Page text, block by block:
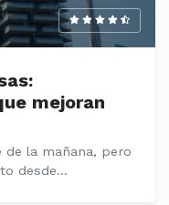
mejoran
de la mañana, pero
desde...